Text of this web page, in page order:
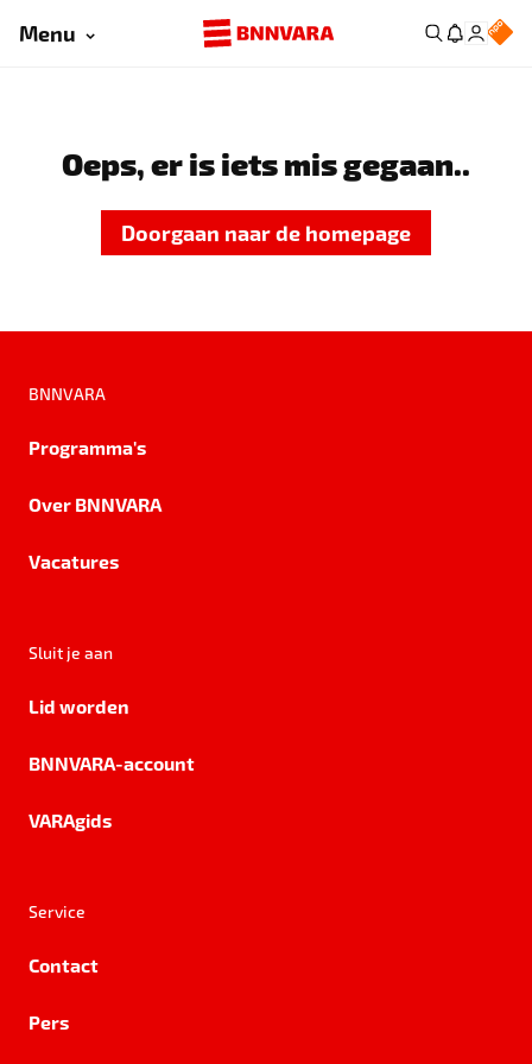
Menu
Oeps, er is iets mis gegaan..
Doorgaan naar de homepage
BNNVARA
Programma's
Over BNNVARA
Vacatures
Sluit je aan
Lid worden
BNNVARA-account
VARAgids
Service
Contact
Pers